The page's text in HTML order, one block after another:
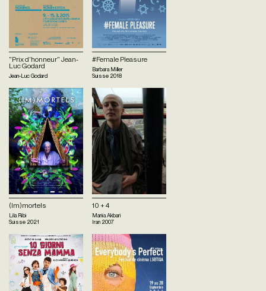
"Prix d'honneur" Jean-
Luc Godard
Jean-Luc Godard
#Female Pleasure
Barbara Miller
Suisse 2018
(Im)mortels
Lila Ribi
Suisse 2021
10 + 4
Mania Akbari
Iran 2007